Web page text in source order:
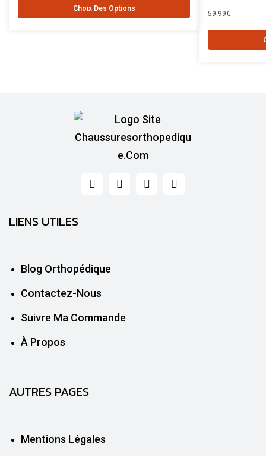
Choix Des Options
59.99€
LIENS UTILES
Blog Orthopédique
Contactez-Nous
Suivre Ma Commande
À Propos
AUTRES PAGES
Mentions Légales